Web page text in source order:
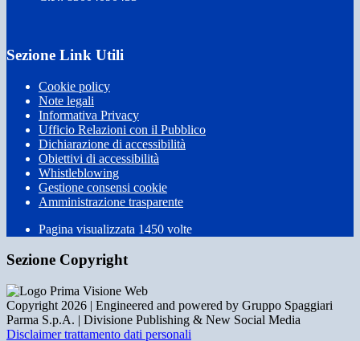
Sezione Link Utili
Cookie policy
Note legali
Informativa Privacy
Ufficio Relazioni con il Pubblico
Dichiarazione di accessibilità
Obiettivi di accessibilità
Whistleblowing
Gestione consensi cookie
Amministrazione trasparente
Pagina visualizzata 1450 volte
Sezione Copyright
Copyright 2026 | Engineered and powered by Gruppo Spaggiari
Parma S.p.A. | Divisione Publishing & New Social Media
Disclaimer trattamento dati personali